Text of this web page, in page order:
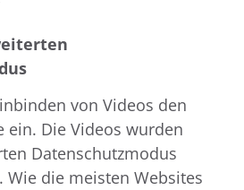
von Videos den
ein. Die Videos wurden
Datenschutzmodus
Wie die meisten Websites